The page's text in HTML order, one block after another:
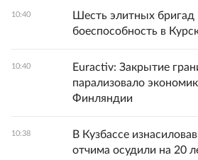
10:40
Шесть элитных бригад
боеспособность в
10:40
Euractiv: Закрытие
парализовало
Финляндии
10:38
В Кузбассе
отчима осудили на 20